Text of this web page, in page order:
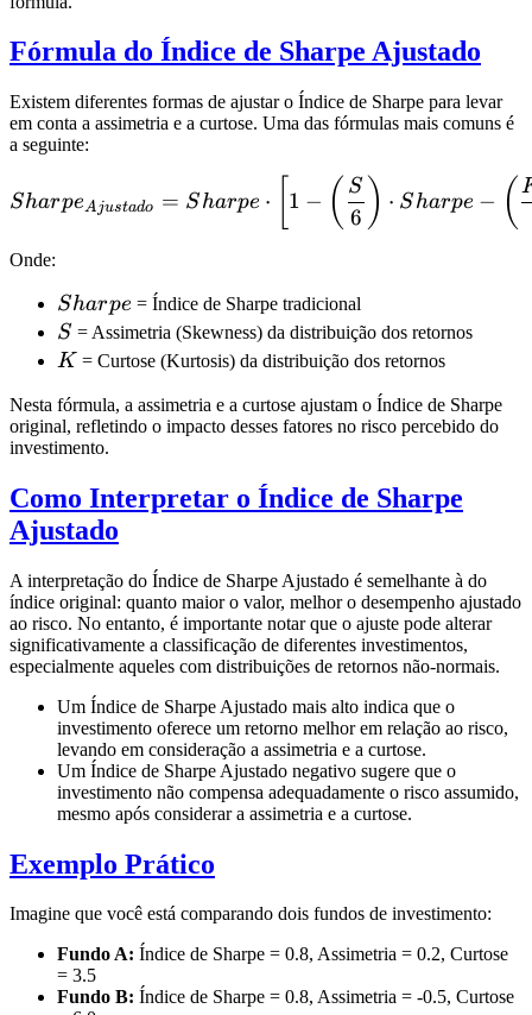
Fórmula do Índice de Sharpe Ajustado
Existem diferentes formas de ajustar o Índice de Sharpe para levar
em conta a assimetria e a curtose. Uma das fórmulas mais comuns é
a seguinte:
Sharpe_{Ajustado} =
SharpeAjustado = Sharpe ⋅ 1 − ( 6
S ) ⋅ Sharpe − (
Onde:
Sharpe
Sharpe = Índice de Sharpe tradicional
S
S = Assimetria (Skewness) da distribuição dos retornos
K
K = Curtose (Kurtosis) da distribuição dos retornos
Nesta fórmula, a assimetria e a curtose ajustam o Índice de Sharpe
original, refletindo o impacto desses fatores no risco percebido do
investimento.
Como Interpretar o Índice de Sharpe
Ajustado
A interpretação do Índice de Sharpe Ajustado é semelhante à do
índice original: quanto maior o valor, melhor o desempenho ajustado
ao risco. No entanto, é importante notar que o ajuste pode alterar
significativamente a classificação de diferentes investimentos,
especialmente aqueles com distribuições de retornos não-normais.
Um Índice de Sharpe Ajustado mais alto indica que o
investimento oferece um retorno melhor em relação ao risco,
levando em consideração a assimetria e a curtose.
Um Índice de Sharpe Ajustado negativo sugere que o
investimento não compensa adequadamente o risco assumido,
mesmo após considerar a assimetria e a curtose.
Exemplo Prático
Imagine que você está comparando dois fundos de investimento:
Fundo A: Índice de Sharpe = 0.8, Assimetria = 0.2, Curtose
= 3.5
Fundo B: Índice de Sharpe = 0.8, Assimetria = -0.5, Curtose